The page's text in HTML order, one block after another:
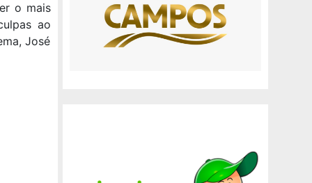
o mais
ao
José